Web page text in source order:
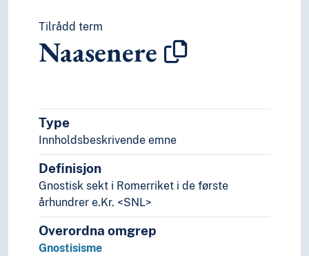
Tilrådd term
Naasenere
Type
Innholdsbeskrivende emne
Definisjon
Gnostisk sekt i Romerriket i de første
århundrer e.Kr. <SNL>
Overordna omgrep
Gnostisisme